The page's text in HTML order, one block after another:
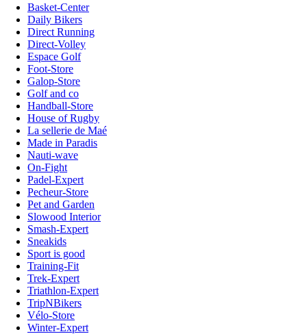
Basket-Center
Daily Bikers
Direct Running
Direct-Volley
Espace Golf
Foot-Store
Galop-Store
Golf and co
Handball-Store
House of Rugby
La sellerie de Maé
Made in Paradis
Nauti-wave
On-Fight
Padel-Expert
Pecheur-Store
Pet and Garden
Slowood Interior
Smash-Expert
Sneakids
Sport is good
Training-Fit
Trek-Expert
Triathlon-Expert
TripNBikers
Vélo-Store
Winter-Expert